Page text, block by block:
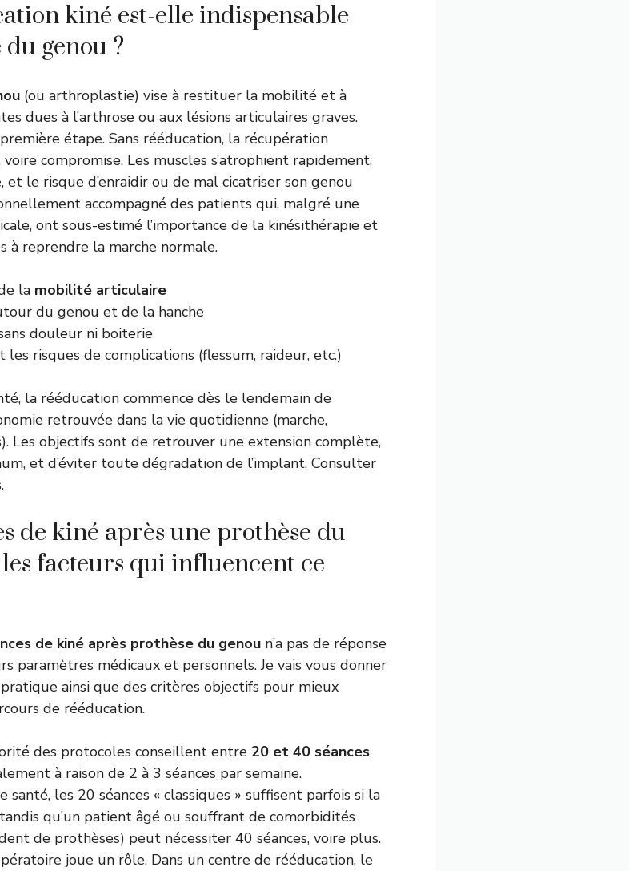
kiné est-elle indispensable
genou ?
(ou arthroplastie) vise à restituer la mobilité et à
dues à l’arthrose ou aux lésions articulaires graves.
étape. Sans rééducation, la récupération
compromise. Les muscles s’atrophient rapidement,
et le risque d’enraidir ou de mal cicatriser son genou
accompagné des patients qui, malgré une
ont sous-estimé l’importance de la kinésithérapie et
à reprendre la marche normale.
la mobilité articulaire
du genou et de la hanche
douleur ni boiterie
risques de complications (flessum, raideur, etc.)
la rééducation commence dès le lendemain de
retrouvée dans la vie quotidienne (marche,
Les objectifs sont de retrouver une extension complète,
et d’éviter toute dégradation de l’implant. Consulter
.
de kiné après une prothèse du
facteurs qui influencent ce
de kiné après prothèse du genou n’a pas de réponse
paramètres médicaux et personnels. Je vais vous donner
ainsi que des critères objectifs pour mieux
de rééducation.
des protocoles conseillent entre 20 et 40 séances
à raison de 2 à 3 séances par semaine.
les 20 séances « classiques » suffisent parfois si la
qu’un patient âgé ou souffrant de comorbidités
de prothèses) peut nécessiter 40 séances, voire plus.
joue un rôle. Dans un centre de rééducation, le